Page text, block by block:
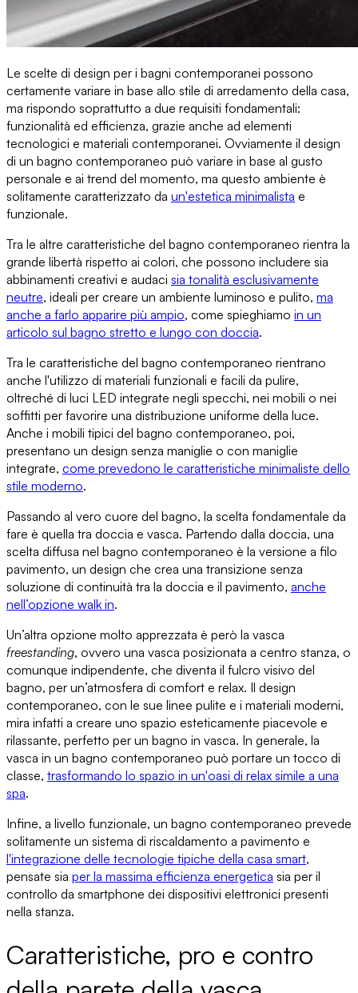
Le scelte di design per i bagni contemporanei possono
certamente variare in base allo stile di arredamento della casa,
ma rispondo soprattutto a due requisiti fondamentali:
funzionalità ed efficienza, grazie anche ad elementi
tecnologici e materiali contemporanei. Ovviamente il design
di un bagno contemporaneo può variare in base al gusto
personale e ai trend del momento, ma questo ambiente è
solitamente caratterizzato da un'estetica minimalista e
funzionale.
Tra le altre caratteristiche del bagno contemporaneo rientra la
grande libertà rispetto ai colori, che possono includere sia
abbinamenti creativi e audaci sia tonalità esclusivamente
neutre, ideali per creare un ambiente luminoso e pulito, ma
anche a farlo apparire più ampio, come spieghiamo in un
articolo sul bagno stretto e lungo con doccia.
Tra le caratteristiche del bagno contemporaneo rientrano
anche l'utilizzo di materiali funzionali e facili da pulire,
oltreché di luci LED integrate negli specchi, nei mobili o nei
soffitti per favorire una distribuzione uniforme della luce.
Anche i mobili tipici del bagno contemporaneo, poi,
presentano un design senza maniglie o con maniglie
integrate, come prevedono le caratteristiche minimaliste dello
stile moderno.
Passando al vero cuore del bagno, la scelta fondamentale da
fare è quella tra doccia e vasca. Partendo dalla doccia, una
scelta diffusa nel bagno contemporaneo è la versione a filo
pavimento, un design che crea una transizione senza
soluzione di continuità tra la doccia e il pavimento, anche
nell’opzione walk in.
Un’altra opzione molto apprezzata è però la vasca
freestanding, ovvero una vasca posizionata a centro stanza, o
comunque indipendente, che diventa il fulcro visivo del
bagno, per un’atmosfera di comfort e relax. Il design
contemporaneo, con le sue linee pulite e i materiali moderni,
mira infatti a creare uno spazio esteticamente piacevole e
rilassante, perfetto per un bagno in vasca. In generale, la
vasca in un bagno contemporaneo può portare un tocco di
classe, trasformando lo spazio in un'oasi di relax simile a una
spa.
Infine, a livello funzionale, un bagno contemporaneo prevede
solitamente un sistema di riscaldamento a pavimento e
l'integrazione delle tecnologie tipiche della casa smart,
pensate sia per la massima efficienza energetica sia per il
controllo da smartphone dei dispositivi elettronici presenti
nella stanza.
Caratteristiche, pro e contro